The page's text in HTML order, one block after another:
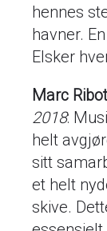
hennes
havner.
Elsker
Marc Ribot
2018:
helt
sitt
et helt
skive.